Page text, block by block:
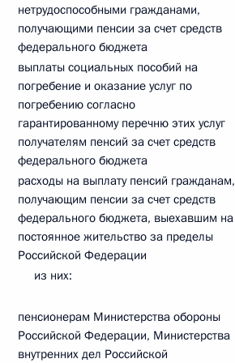
нетрудоспособными гражданами,
получающими пенсии за счет средств
федерального бюджета
выплаты социальных пособий на
погребение и оказание услуг по
погребению согласно
гарантированному перечню этих услуг
получателям пенсий за счет средств
федерального бюджета
расходы на выплату пенсий гражданам,
получающим пенсии за счет средств
федерального бюджета, выехавшим на
постоянное жительство за пределы
Российской Федерации
из них:
пенсионерам Министерства обороны
Российской Федерации, Министерства
внутренних дел Российской